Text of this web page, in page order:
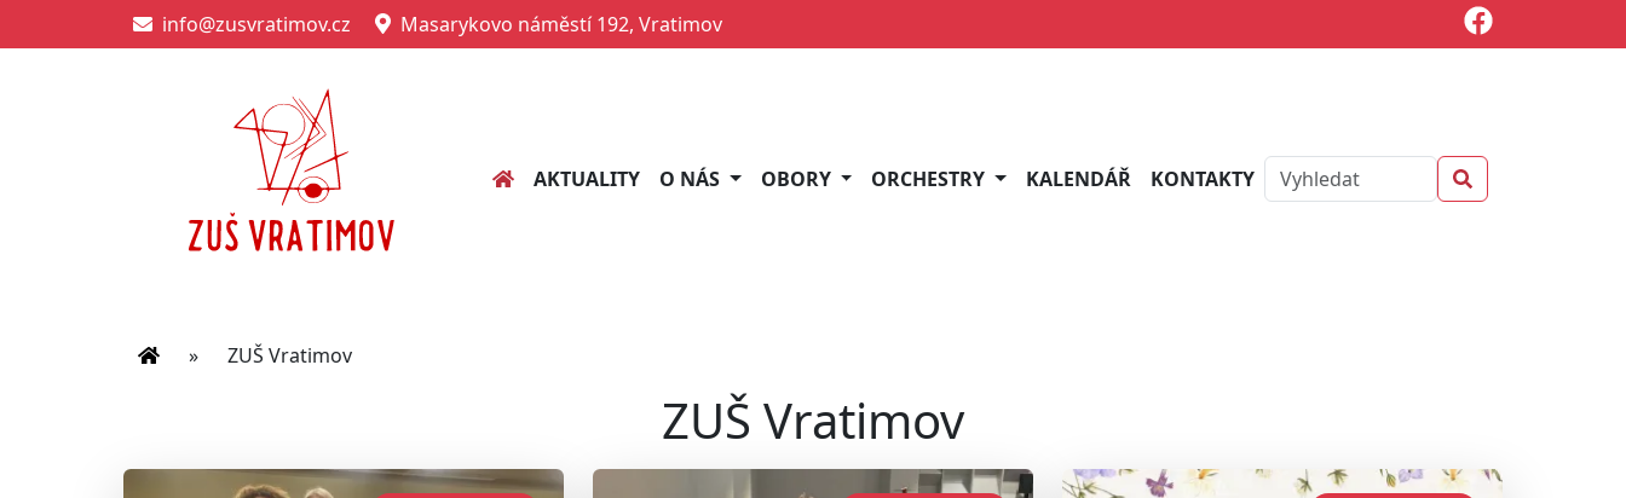
info@zusvratimov.cz Masarykovo náměstí 192, Vratimov
AKTUALITY O NÁS OBORY ORCHESTRY KALENDÁŘ KONTAKTY
» ZUŠ Vratimov
ZUŠ Vratimov